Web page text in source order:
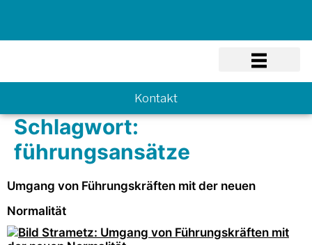
Kontakt
Schlagwort:
führungsansätze
Umgang von Führungskräften mit der neuen
Normalität